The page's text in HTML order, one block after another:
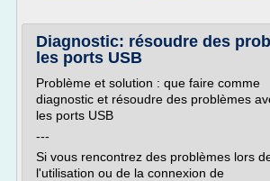
Diagnostic: résoudre des
les ports USB
Problème et solution : que faire comme
diagnostic et résoudre des problèmes
les ports USB
---
Si vous rencontrez des problèmes lors
l'utilisation ou de la connexion de